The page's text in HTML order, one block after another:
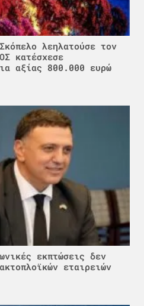
λεηλατούσε τον
κατέσχεσε
αξίας 800.000 ευρώ
εκπτώσεις δεν
εταιρειών